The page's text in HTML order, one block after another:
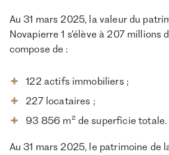
Au 31 mars 2025, la valeur du
Novapierre 1 s’élève à 207 millions
compose de :
122 actifs immobiliers ;
227 locataires ;
93 856 m² de superficie totale.
Au 31 mars 2025, le patrimoine de